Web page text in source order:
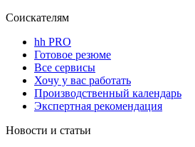
Соискателям
hh PRO
Готовое резюме
Все сервисы
Хочу у вас работать
Производственный календарь
Экспертная рекомендация
Новости и статьи